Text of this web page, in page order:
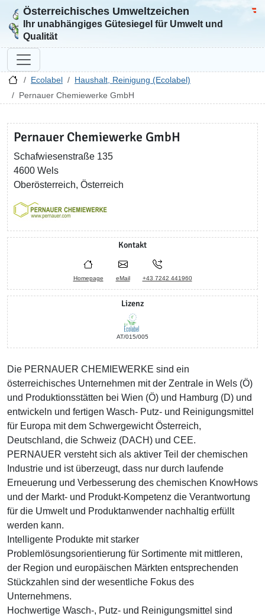
Zur Startseite
Österreichisches Umweltzeichen
Ihr unabhängiges Gütesiegel für Umwelt und
Qualität
Ecolabel
Haushalt, Reinigung (Ecolabel)
Pernauer Chemiewerke GmbH
Pernauer Chemiewerke GmbH
Schafwiesenstraße 135
4600 Wels
Oberösterreich, Österreich
Kontakt
Homepage eMail +43 7242 441960
Lizenz
AT/015/005
Die PERNAUER CHEMIEWERKE sind ein
österreichisches Unternehmen mit der Zentrale in Wels (Ö)
und Produktionsstätten bei Wien (Ö) und Hamburg (D) und
entwickeln und fertigen Wasch- Putz- und Reinigungsmittel
für Europa mit dem Schwergewicht Österreich,
Deutschland, die Schweiz (DACH) und CEE.
PERNAUER versteht sich als aktiver Teil der chemischen
Industrie und ist überzeugt, dass nur durch laufende
Erneuerung und Verbesserung des chemischen KnowHows
und der Markt- und Produkt-Kompetenz die Verantwortung
für die Umwelt und Produktanwender nachhaltig erfüllt
werden kann.
Intelligente Produkte mit starker
Problemlösungsorientierung für Sortimente mit mittleren,
der Region und europäischen Märkten entsprechenden
Stückzahlen sind der wesentliche Fokus des
Unternehmens.
Hochwertige Wasch-, Putz- und Reinigungsmittel sind